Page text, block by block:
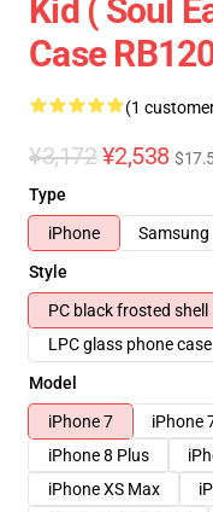
Kid ( Soul
Case
(1
¥3,172 ¥2,538
Type
iPhone
Samsung
Style
PC black frosted shell
LPC glass phone case
Model
iPhone 7
iPhone
iPhone 8 Plus
iPhone XS Max